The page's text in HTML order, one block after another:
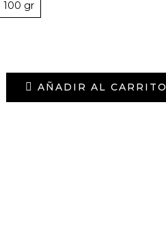
100 gr
AÑADIR AL CARRITO